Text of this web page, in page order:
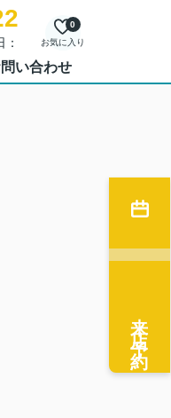
お気に入り
0
い合わせ
来店予約